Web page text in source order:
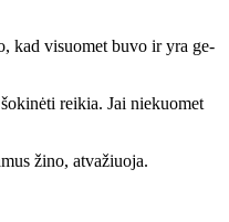
kad vi­suo­met bu­vo ir yra ge­
rei­kia. Jai nie­kuo­met
ži­no, at­va­žiuo­ja.